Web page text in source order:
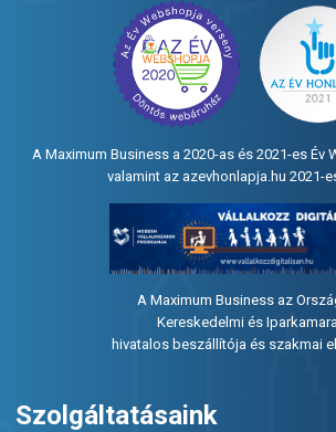
A Maximum Business a 2020-as és 2021-es Év
valamint az azevhonlapja.hu 2021-
A Maximum Business az
Kereskedelmi és Iparkamara
hivatalos beszállítója és szakmai
Szolgáltatásaink